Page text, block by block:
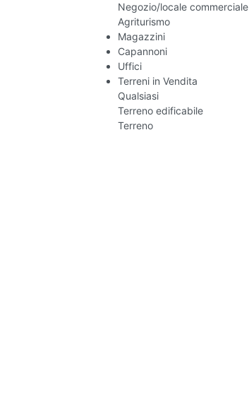
Negozio/locale commerciale
Agriturismo
Magazzini
Capannoni
Uffici
Terreni in Vendita
Qualsiasi
Terreno edificabile
Terreno